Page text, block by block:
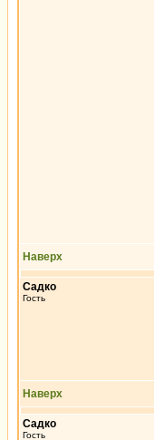
Наверх
Садко
Гость
Наверх
Садко
Гость